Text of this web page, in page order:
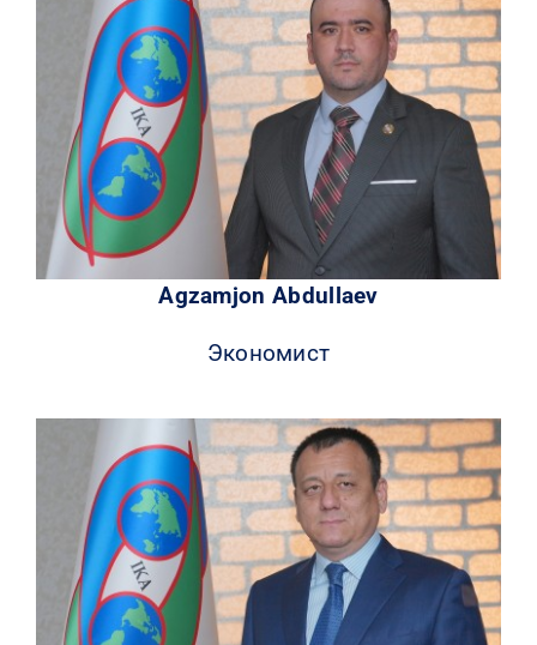
Agzamjon Abdullaev
Экономист